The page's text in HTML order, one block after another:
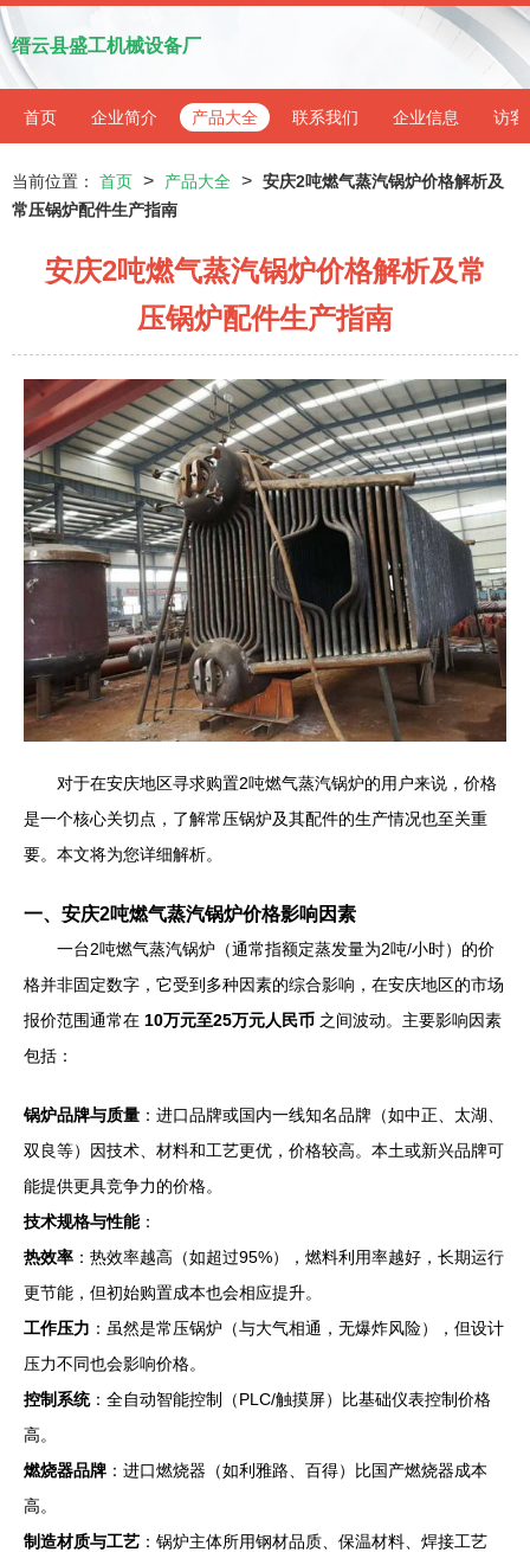
缙云县盛工机械设备厂
首页 企业简介 产品大全 联系我们 企业信息 访客
当前位置： 首页 > 产品大全 > 安庆2吨燃气蒸汽锅炉价格解析及
常压锅炉配件生产指南
安庆2吨燃气蒸汽锅炉价格解析及常
压锅炉配件生产指南
对于在安庆地区寻求购置2吨燃气蒸汽锅炉的用户来说，价格
是一个核心关切点，了解常压锅炉及其配件的生产情况也至关重
要。本文将为您详细解析。
一、安庆2吨燃气蒸汽锅炉价格影响因素
一台2吨燃气蒸汽锅炉（通常指额定蒸发量为2吨/小时）的价
格并非固定数字，它受到多种因素的综合影响，在安庆地区的市场
报价范围通常在 10万元至25万元人民币 之间波动。主要影响因素
包括：
锅炉品牌与质量 ：进口品牌或国内一线知名品牌（如中正、太湖、
双良等）因技术、材料和工艺更优，价格较高。本土或新兴品牌可
能提供更具竞争力的价格。
技术规格与性能：
热效率 ：热效率越高（如超过95%），燃料利用率越好，长期运行
更节能，但初始购置成本也会相应提升。
工作压力 ：虽然是常压锅炉（与大气相通，无爆炸风险），但设计
压力不同也会影响价格。
控制系统：全自动智能控制（PLC/触摸屏）比基础仪表控制价格
高。
燃烧器品牌 ：进口燃烧器（如利雅路、百得）比国产燃烧器成本
高。
制造材质与工艺 ：锅炉主体所用钢材品质、保温材料、焊接工艺